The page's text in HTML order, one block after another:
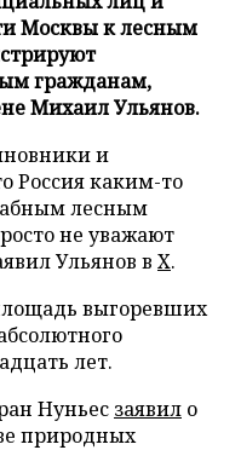
Москвы к лесным
гражданам,
Михаил Ульянов.
и
Россия каким-то
лесным
не уважают
Ульянов в X.
выгоревших
лет.
Нуньес заявил о
природных